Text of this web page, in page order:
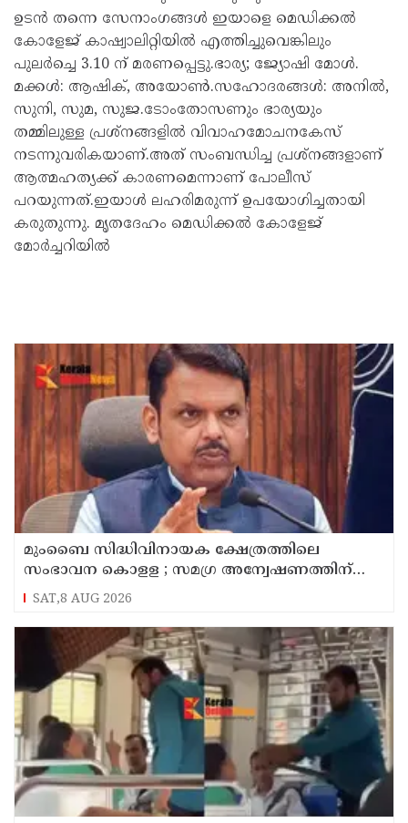
ഉടൻ തന്നെ സേനാംഗങ്ങൾ ഇയാളെ മെഡിക്കൽ
കോളേജ് കാഷ്വാലിറ്റിയിൽ എത്തിച്ചുവെങ്കിലും
പുലർച്ചെ 3.10 ന് മരണപ്പെട്ടു.ഭാര്യ; ജ്യോഷി മോൾ.
മക്കൾ: ആഷിക്, അയോൺ.സഹോദരങ്ങൾ: അനിൽ,
സുനി, സുമ, സുജ.ടോംതോസണും ഭാര്യയും
തമ്മിലുള്ള പ്രശ്‌നങ്ങളിൽ വിവാഹമോചനകേസ്
നടന്നുവരികയാണ്.അത് സംബന്ധിച്ച പ്രശ്‌നങ്ങളാണ്
ആത്മഹത്യക്ക് കാരണമെന്നാണ് പോലീസ്
പറയുന്നത്.ഇയാൾ ലഹരിമരുന്ന് ഉപയോഗിച്ചതായി
കരുതുന്നു. മൃതദേഹം മെഡിക്കൽ കോളേജ്
മോർച്ചറിയിൽ
മുംബൈ സിദ്ധിവിനായക ക്ഷേത്രത്തിലെ
സംഭാവന കൊളള ; സമഗ്ര അന്വേഷണത്തിന്
ഉത്തരവിട്ട് മുഖ്യമന്ത്രി ദേവേന്ദ്ര ഫഡ്‌നാവിസ്
SAT,8 AUG 2026